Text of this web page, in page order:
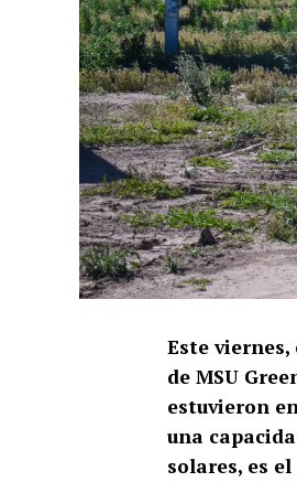
Este
de MSU
estuvieron
una
solares, es